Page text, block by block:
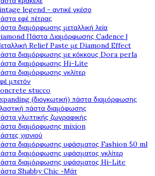
legend - αντικέ γκέσο
εφέ πέτρας
διαμόρφωσης μεταλλική λεία
Πάστα Διαμόρφωσης Cadence |
Relief Paste με Diamond Effect
διαμόρφωσης με κόκκους Dora perla
διαμόρφωσης Hi-Lite
διαμόρφωσης γκλίτερ
μπετόν
stucco
(διογκωτική) πάστα διαμόρφωσης
πάστα διαμόφωσης
γλυπτικής ζωγραφικής
διαμόρφωσης mixion
χιονιού
διαμόρφωσης υφάσματος Fashion 50 ml
διαμόρφωσης υφάσματος γκλίτερ
διαμόρφωσης υφάσματος Hi-Lite
Shabby Chic -Μάτ